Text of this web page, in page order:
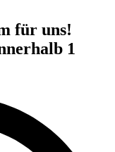
für uns!
1